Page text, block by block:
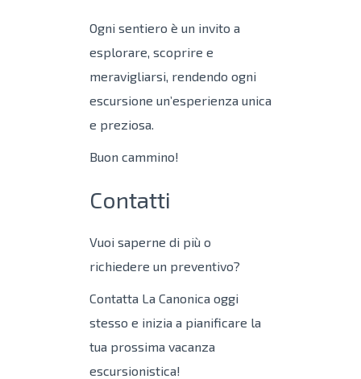
Ogni sentiero è un invito a
esplorare, scoprire e
meravigliarsi, rendendo ogni
escursione un’esperienza unica
e preziosa.
Buon cammino!
Contatti
Vuoi saperne di più o
richiedere un preventivo?
Contatta La Canonica oggi
stesso e inizia a pianificare la
tua prossima vacanza
escursionistica!